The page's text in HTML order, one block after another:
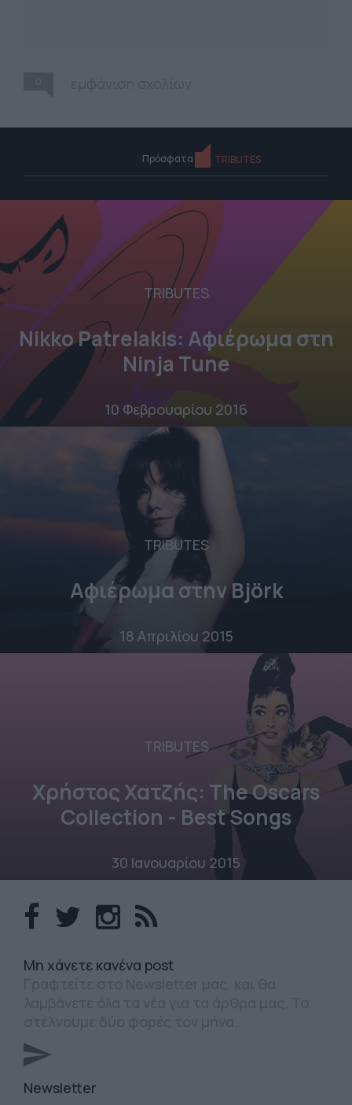
Πρόσφατα TRIBUTES
TRIBUTES
Nikko Patrelakis: Αφιέρωμα στη
Ninja Tune
10 Φεβρουαρίου 2016
TRIBUTES
Αφιέρωμα στην Björk
18 Απριλίου 2015
TRIBUTES
Χρήστος Χατζής: The Oscars
Collection - Best Songs
30 Ιανουαρίου 2015
Mη χάνετε κανένα post
Newsletter